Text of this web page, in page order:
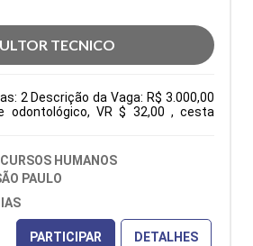
TECNICO
2 Descrição da Vaga: R$ 3.000,00
odontológico, VR $ 32,00 , cesta
ao cliente via fone, e-mail
em feira e eventos. Tipo de
Cajamar, SP, Brasil Área de
Comercial/Vendas Período:
Características
HUMANOS
PAULO
PARTICIPAR DETALHES